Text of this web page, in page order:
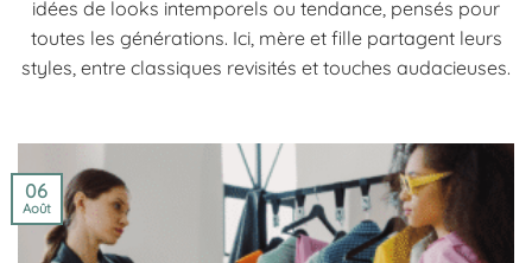
idées de looks intemporels ou tendance, pensés pour
toutes les générations. Ici, mère et fille partagent leurs
styles, entre classiques revisités et touches audacieuses.
06
Août